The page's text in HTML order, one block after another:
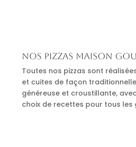
Nos pizzas maison
Toutes nos pizzas sont
et cuites de façon
généreuse et croustillante,
choix de recettes pour tous les